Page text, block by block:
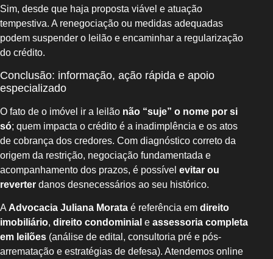
Sim, desde que haja proposta viável e atuação
tempestiva. A renegociação ou medidas adequadas
podem suspender o leilão e encaminhar a regularização
do crédito.
Conclusão: informação, ação rápida e apoio
especializado
O fato de o imóvel ir a leilão não “suje” o nome por si
só; quem impacta o crédito é a inadimplência e os atos
de cobrança dos credores. Com diagnóstico correto da
origem da restrição, negociação fundamentada e
acompanhamento dos prazos, é possível evitar ou
reverter danos desnecessários ao seu histórico.
A Advocacia Juliana Morata é referência em direito
imobiliário, direito condominial e assessoria completa
em leilões (análise de edital, consultoria pré e pós-
arrematação e estratégias de defesa). Atendemos online